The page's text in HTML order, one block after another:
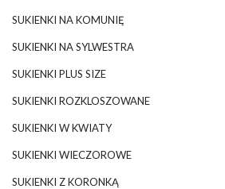
SUKIENKI NA KOMUNIĘ
SUKIENKI NA SYLWESTRA
SUKIENKI PLUS SIZE
SUKIENKI ROZKLOSZOWANE
SUKIENKI W KWIATY
SUKIENKI WIECZOROWE
SUKIENKI Z KORONKĄ